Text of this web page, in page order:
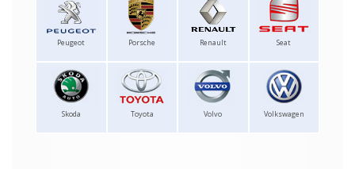
Peugeot Porsche Renault Seat
Skoda Toyota Volvo Volkswagen